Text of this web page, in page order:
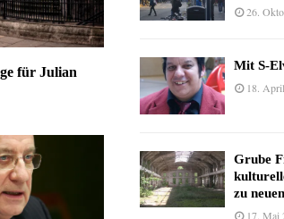
für Julian
26.
Mit S-
18.
Grube
zu
17. Mai